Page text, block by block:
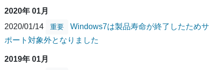
2020年 01月
2020/01/14
重要
Windows7は製品寿命が終了したためサ
ポート対象外となりました
2019年 01月